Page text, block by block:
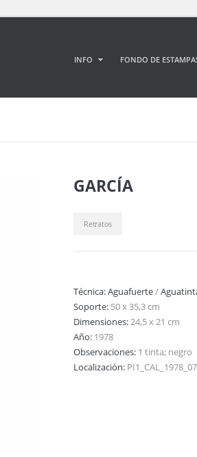
INFO FONDO DE
GARCÍA
Retratos
Técnica:Aguafuerte/
Soporte: 50 x 35,3 cm
Dimensiones:24,5 x 21 cm
Año: 1978
Observaciones: 1 tinta; negro
Localización: